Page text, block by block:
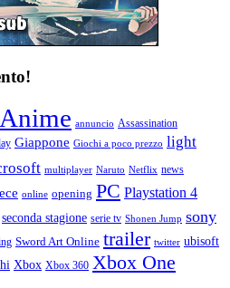
Anime annuncio Assassination
Giappone Giochi a poco prezzo light
multiplayer Naruto Netflix news
online opening PC Playstation 4
seconda stagione serie tv Shonen Jump sony
Sword Art Online trailer twitter ubisoft
Xbox Xbox 360 Xbox One